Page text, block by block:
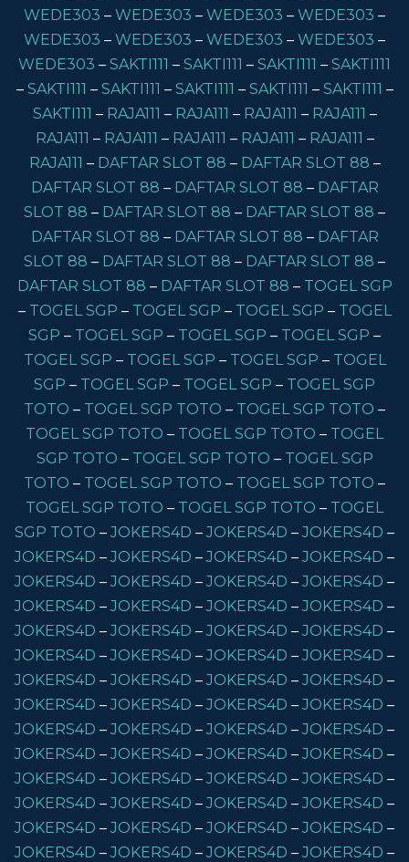
WEDE303 – WEDE303 – WEDE303 – WEDE303 –
WEDE303 – WEDE303 – WEDE303 – WEDE303 –
WEDE303 – SAKTI111 – SAKTI111 – SAKTI111 – SAKTI111
– SAKTI111 – SAKTI111 – SAKTI111 – SAKTI111 – SAKTI111 –
SAKTI111 – RAJA111 – RAJA111 – RAJA111 – RAJA111 –
RAJA111 – RAJA111 – RAJA111 – RAJA111 – RAJA111 –
RAJA111 – DAFTAR SLOT 88 – DAFTAR SLOT 88 –
DAFTAR SLOT 88 – DAFTAR SLOT 88 – DAFTAR
SLOT 88 – DAFTAR SLOT 88 – DAFTAR SLOT 88 –
DAFTAR SLOT 88 – DAFTAR SLOT 88 – DAFTAR
SLOT 88 – DAFTAR SLOT 88 – DAFTAR SLOT 88 –
DAFTAR SLOT 88 – DAFTAR SLOT 88 – TOGEL SGP
– TOGEL SGP – TOGEL SGP – TOGEL SGP – TOGEL
SGP – TOGEL SGP – TOGEL SGP – TOGEL SGP –
TOGEL SGP – TOGEL SGP – TOGEL SGP – TOGEL
SGP – TOGEL SGP – TOGEL SGP – TOGEL SGP
TOTO – TOGEL SGP TOTO – TOGEL SGP TOTO –
TOGEL SGP TOTO – TOGEL SGP TOTO – TOGEL
SGP TOTO – TOGEL SGP TOTO – TOGEL SGP
TOTO – TOGEL SGP TOTO – TOGEL SGP TOTO –
TOGEL SGP TOTO – TOGEL SGP TOTO – TOGEL
SGP TOTO – JOKERS4D – JOKERS4D – JOKERS4D –
JOKERS4D – JOKERS4D – JOKERS4D – JOKERS4D –
JOKERS4D – JOKERS4D – JOKERS4D – JOKERS4D –
JOKERS4D – JOKERS4D – JOKERS4D – JOKERS4D –
JOKERS4D – JOKERS4D – JOKERS4D – JOKERS4D –
JOKERS4D – JOKERS4D – JOKERS4D – JOKERS4D –
JOKERS4D – JOKERS4D – JOKERS4D – JOKERS4D –
JOKERS4D – JOKERS4D – JOKERS4D – JOKERS4D –
JOKERS4D – JOKERS4D – JOKERS4D – JOKERS4D –
JOKERS4D – JOKERS4D – JOKERS4D – JOKERS4D –
JOKERS4D – JOKERS4D – JOKERS4D – JOKERS4D –
JOKERS4D – JOKERS4D – JOKERS4D – JOKERS4D –
JOKERS4D – JOKERS4D – JOKERS4D – JOKERS4D –
JOKERS4D – JOKERS4D – JOKERS4D – JOKERS4D –